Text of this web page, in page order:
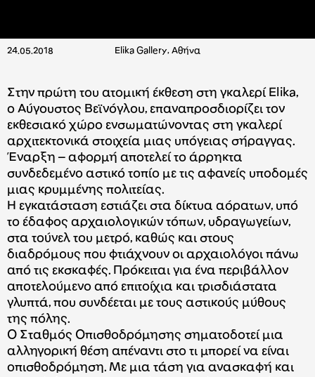
24.05.2018 Elika Gallery, Αθήνα
Στην πρώτη του ατομική έκθεση στη γκαλερί Elika,
ο Αύγουστος Βεϊνόγλου, επαναπροσδιορίζει τον
εκθεσιακό χώρο ενσωματώνοντας στη γκαλερί
αρχιτεκτονικά στοιχεία μιας υπόγειας σήραγγας.
Έναρξη – αφορμή αποτελεί το άρρηκτα
συνδεδεμένο αστικό τοπίο με τις αφανείς υποδομές
μιας κρυμμένης πολιτείας.
Η εγκατάσταση εστιάζει στα δίκτυα αόρατων, υπό
το έδαφος αρχαιολογικών τόπων, υδραγωγείων,
στα τούνελ του μετρό, καθώς και στους
διαδρόμους που φτιάχνουν οι αρχαιολόγοι πάνω
από τις εκσκαφές. Πρόκειται για ένα περιβάλλον
αποτελούμενο από επιτοίχια και τρισδιάστατα
γλυπτά, που συνδέεται με τους αστικούς μύθους
της πόλης.
Ο Σταθμός Οπισθοδρόμησης σηματοδοτεί μια
αλληγορική θέση απέναντι στο τι μπορεί να είναι
οπισθοδρόμηση. Με μια τάση για ανασκαφή και